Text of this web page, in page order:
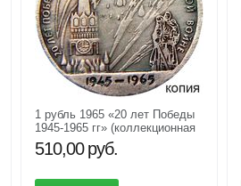
1 рубль 1965 «20 лет Победы
1945-1965 гг» (коллекционная
сувенирная монета) имитация
серебра
510,00 руб.